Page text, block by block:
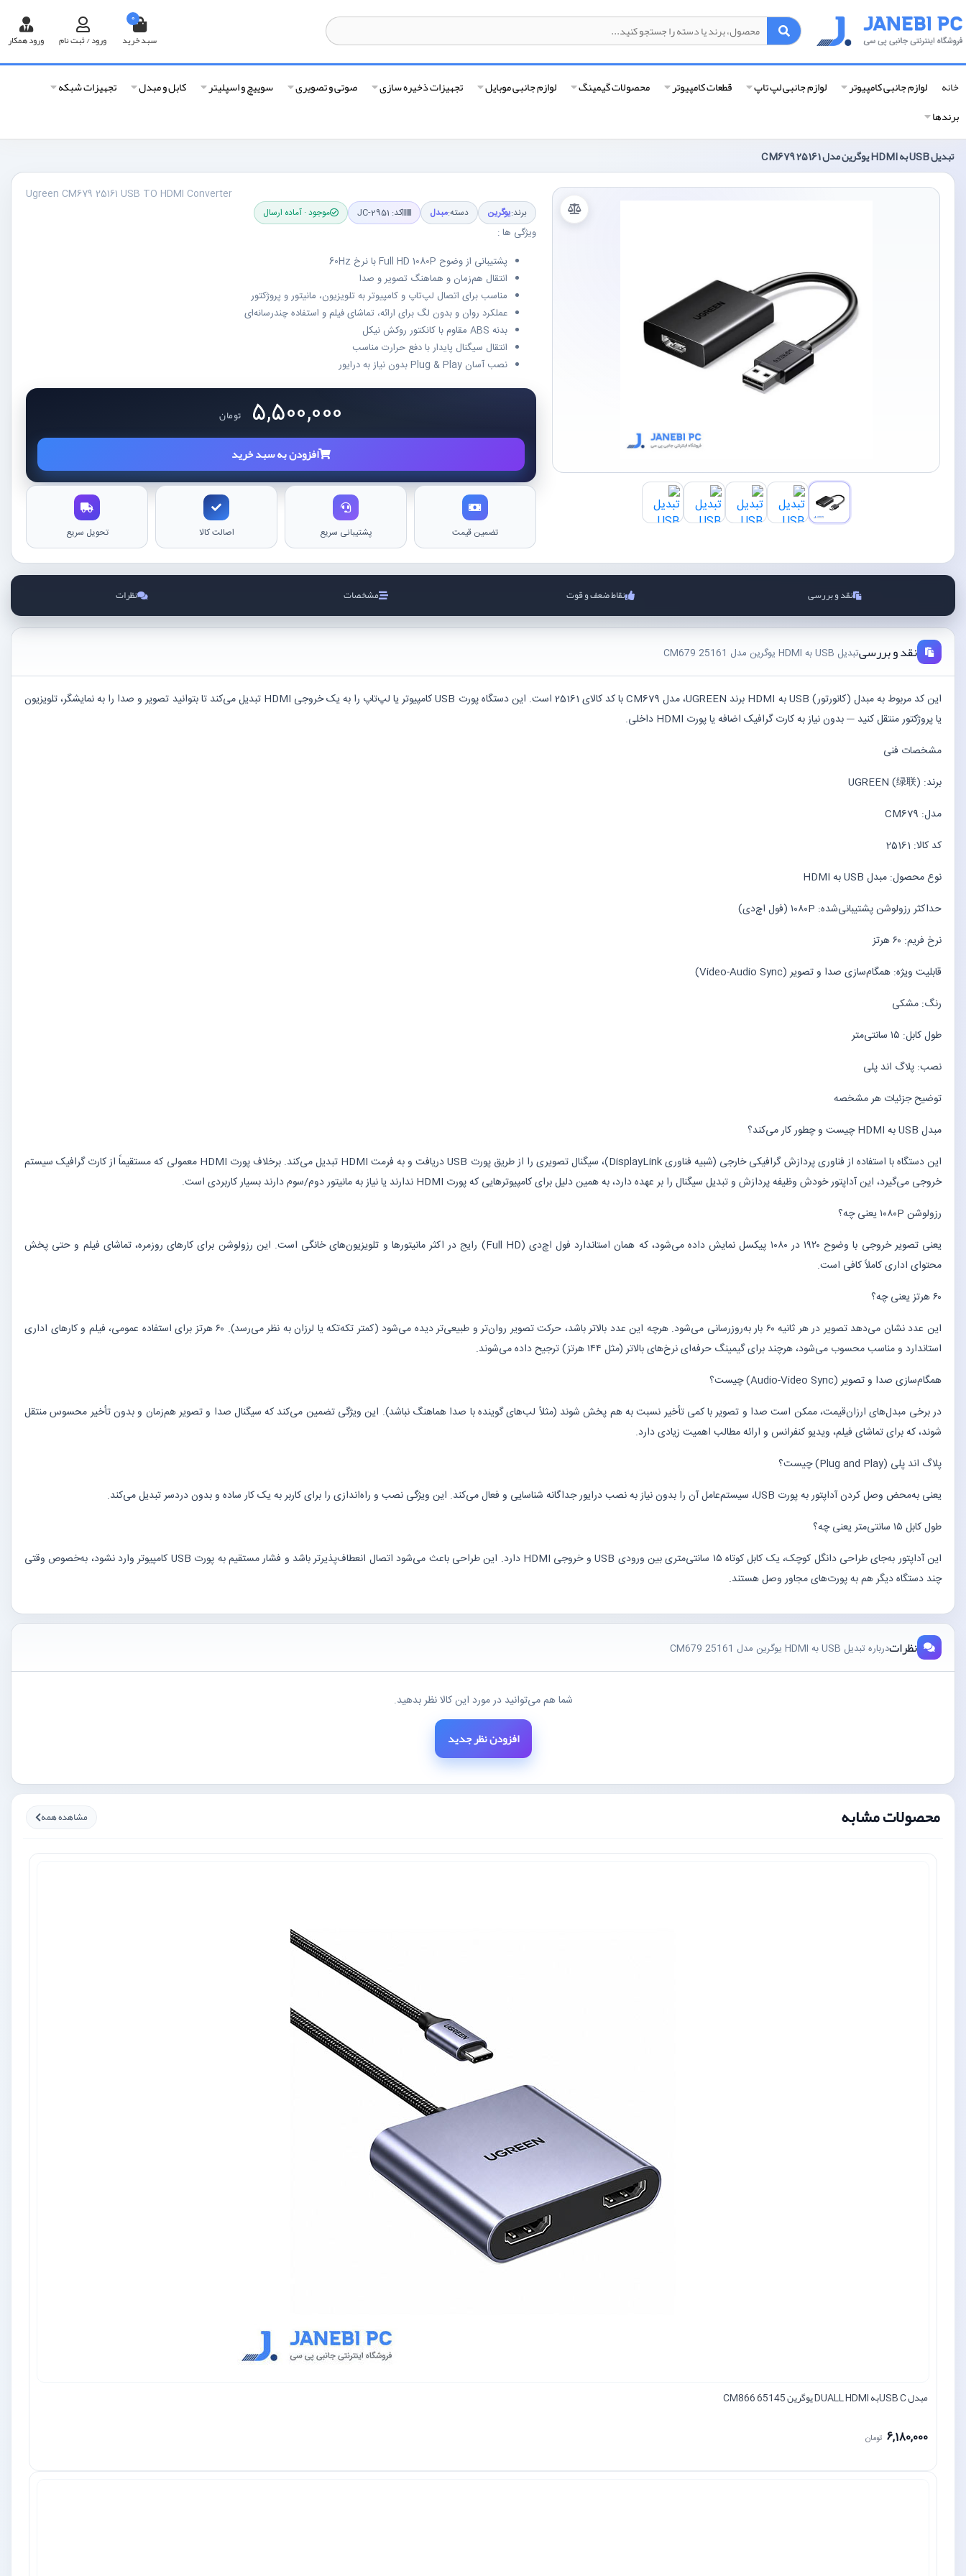
ورود همکار ورود / ثبت نام
0
سبد خرید
خانه لوازم جانبی کامپیوتر لوازم جانبی لپ تاپ قطعات کامپیوتر محصولات گیمینگ لوازم جانبی موبایل تجهیزات ذخیره سازی صوتی و تصویری سوییچ و اسپلیتر کابل و مبدل
تجهیزات شبکه
برندها
تبدیل USB به HDMI یوگرین مدل CM679 25161
Ugreen CM679 25161 USB TO HDMI Converter
برند:یوگرین دسته:مبدل کد: JC-2951 موجود · آماده ارسال
ویژگی ها :
پشتیبانی از وضوح Full HD 1080P با نرخ 60Hz
انتقال هم‌زمان و هماهنگ تصویر و صدا
مناسب برای اتصال لپ‌تاپ و کامپیوتر به تلویزیون، مانیتور و پروژکتور
عملکرد روان و بدون لگ برای ارائه، تماشای فیلم و استفاده چندرسانه‌ای
بدنه ABS مقاوم با کانکتور روکش نیکل
انتقال سیگنال پایدار با دفع حرارت مناسب
نصب آسان Plug & Play بدون نیاز به درایور
5,500,000 تومان
افزودن به سبد خرید
تضمین قیمت پشتیبانی سریع اصالت کالا تحویل سریع
نقد و بررسی نقاط ضعف و قوت مشخصات نظرات
نقد و بررسیتبدیل USB به HDMI یوگرین مدل CM679 25161
این کد مربوط به مبدل (کانورتور) USB به HDMI برند UGREEN، مدل CM679 با کد کالای 25161 است. این دستگاه پورت USB کامپیوتر یا لپ‌تاپ را به یک خروجی HDMI تبدیل می‌کند تا بتوانید تصویر و صدا را به نمایشگر، تلویزیون
یا پروژکتور منتقل کنید — بدون نیاز به کارت گرافیک اضافه یا پورت HDMI داخلی.
مشخصات فنی
برند: UGREEN (绿联)
مدل: CM679
کد کالا: 25161
نوع محصول: مبدل USB به HDMI
حداکثر رزولوشن پشتیبانی‌شده: ۱۰۸۰P (فول اچ‌دی)
نرخ فریم: ۶۰ هرتز
قابلیت ویژه: همگام‌سازی صدا و تصویر (Video-Audio Sync)
رنگ: مشکی
طول کابل: ۱۵ سانتی‌متر
نصب: پلاگ اند پلی
توضیح جزئیات هر مشخصه
مبدل USB به HDMI چیست و چطور کار می‌کند؟
این دستگاه با استفاده از فناوری پردازش گرافیکی خارجی (شبیه فناوری DisplayLink)، سیگنال تصویری را از طریق پورت USB دریافت و به فرمت HDMI تبدیل می‌کند. برخلاف پورت HDMI معمولی که مستقیماً از کارت گرافیک سیستم
خروجی می‌گیرد، این آداپتور خودش وظیفه پردازش و تبدیل سیگنال را بر عهده دارد، به همین دلیل برای کامپیوترهایی که پورت HDMI ندارند یا نیاز به مانیتور دوم/سوم دارند بسیار کاربردی است.
رزولوشن ۱۰۸۰P یعنی چه؟
یعنی تصویر خروجی با وضوح ۱۹۲۰ در ۱۰۸۰ پیکسل نمایش داده می‌شود، که همان استاندارد فول اچ‌دی (Full HD) رایج در اکثر مانیتورها و تلویزیون‌های خانگی است. این رزولوشن برای کارهای روزمره، تماشای فیلم و حتی پخش
محتوای اداری کاملاً کافی است.
۶۰ هرتز یعنی چه؟
این عدد نشان می‌دهد تصویر در هر ثانیه ۶۰ بار به‌روزرسانی می‌شود. هرچه این عدد بالاتر باشد، حرکت تصویر روان‌تر و طبیعی‌تر دیده می‌شود (کمتر تکه‌تکه یا لرزان به نظر می‌رسد). ۶۰ هرتز برای استفاده عمومی، فیلم و کارهای اداری
استاندارد و مناسب محسوب می‌شود، هرچند برای گیمینگ حرفه‌ای نرخ‌های بالاتر (مثل ۱۴۴ هرتز) ترجیح داده می‌شوند.
همگام‌سازی صدا و تصویر (Audio-Video Sync) چیست؟
در برخی مبدل‌های ارزان‌قیمت، ممکن است صدا و تصویر با کمی تأخیر نسبت به هم پخش شوند (مثلاً لب‌های گوینده با صدا هماهنگ نباشد). این ویژگی تضمین می‌کند که سیگنال صدا و تصویر هم‌زمان و بدون تأخیر محسوس منتقل
شوند، که برای تماشای فیلم، ویدیو کنفرانس و ارائه مطالب اهمیت زیادی دارد.
پلاگ اند پلی (Plug and Play) چیست؟
یعنی به‌محض وصل کردن آداپتور به پورت USB، سیستم‌عامل آن را بدون نیاز به نصب درایور جداگانه شناسایی و فعال می‌کند. این ویژگی نصب و راه‌اندازی را برای کاربر به یک کار ساده و بدون دردسر تبدیل می‌کند.
طول کابل ۱۵ سانتی‌متر یعنی چه؟
این آداپتور به‌جای طراحی دانگل کوچک، یک کابل کوتاه ۱۵ سانتی‌متری بین ورودی USB و خروجی HDMI دارد. این طراحی باعث می‌شود اتصال انعطاف‌پذیرتر باشد و فشار مستقیم به پورت USB کامپیوتر وارد نشود، به‌خصوص وقتی
چند دستگاه دیگر هم به پورت‌های مجاور وصل هستند.
نظراتدرباره تبدیل USB به HDMI یوگرین مدل CM679 25161
شما هم می‌توانید در مورد این کالا نظر بدهید.
افزودن نظر جدید
محصولات مشابه مشاهده همه
مبدل USB Cبه DUALL HDMI یوگرین CM866 65145
6,180,000 تومان